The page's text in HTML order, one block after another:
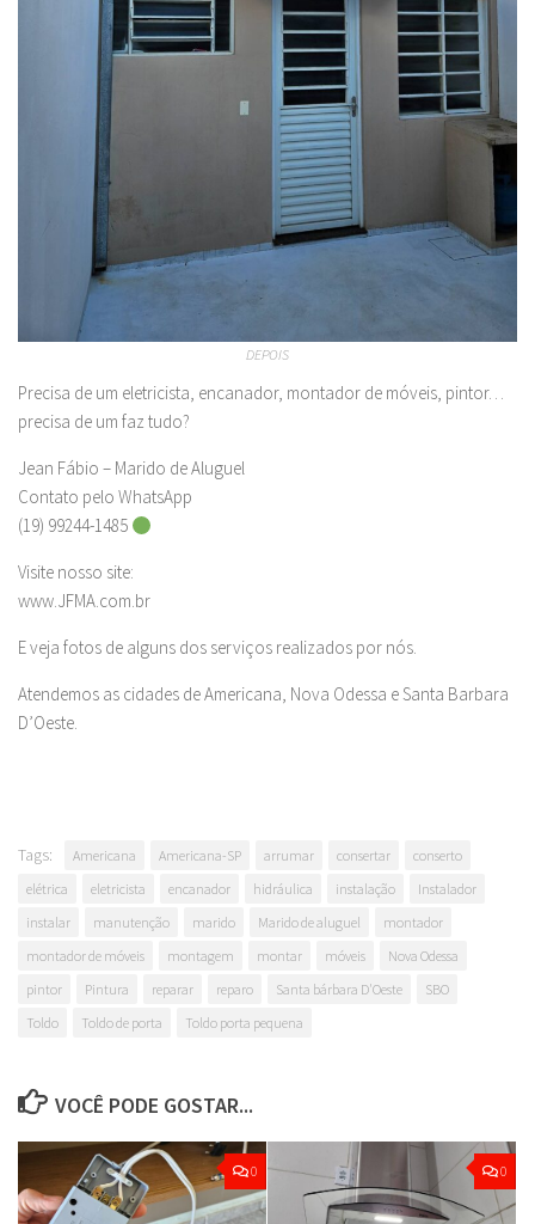
DEPOIS
Precisa de um eletricista, encanador, montador de móveis, pintor…
precisa de um faz tudo?
Jean Fábio – Marido de Aluguel
Contato pelo WhatsApp
(19) 99244-1485
Visite nosso site:
www.JFMA.com.br
E veja fotos de alguns dos serviços realizados por nós.
Atendemos as cidades de Americana, Nova Odessa e Santa Barbara
D’Oeste.
Tags: Americana Americana-SP arrumar consertar
conserto
elétrica
eletricista encanador hidráulica instalação
Instalador
instalar
manutenção marido Marido de aluguel
montador
montador de móveis
montagem montar móveis
Nova Odessa
pintor
Pintura reparar reparo Santa bárbara D'Oeste
SBO
Toldo
Toldo de porta Toldo porta pequena
VOCÊ PODE GOSTAR...
0 0